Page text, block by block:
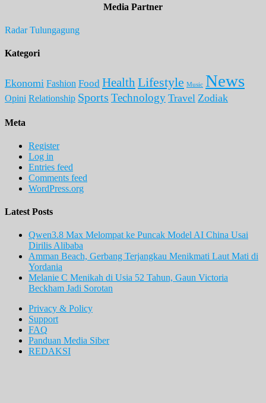
Media Partner
Radar Tulungagung
Kategori
Ekonomi Fashion Food Health Lifestyle Music News
Opini Relationship Sports Technology Travel Zodiak
Meta
Register
Log in
Entries feed
Comments feed
WordPress.org
Latest Posts
Qwen3.8 Max Melompat ke Puncak Model AI China Usai
Dirilis Alibaba
Amman Beach, Gerbang Terjangkau Menikmati Laut Mati di
Yordania
Melanie C Menikah di Usia 52 Tahun, Gaun Victoria
Beckham Jadi Sorotan
Privacy & Policy
Support
FAQ
Panduan Media Siber
REDAKSI